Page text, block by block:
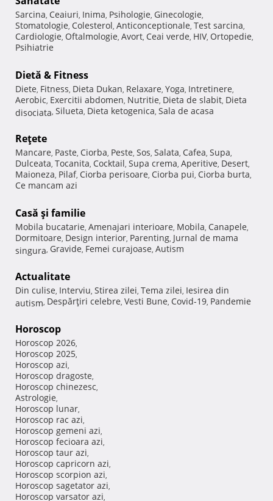
Sarcina, Ceaiuri, Inima, Psihologie, Ginecologie,
Stomatologie, Colesterol, Anticonceptionale, Test sarcina,
Cardiologie, Oftalmologie, Avort, Ceai verde, HIV, Ortopedie,
Psihiatrie
Dietă & Fitness
Diete, Fitness, Dieta Dukan, Relaxare, Yoga, Intretinere,
Aerobic, Exercitii abdomen, Nutritie, Dieta de slabit, Dieta
disociata, Silueta, Dieta ketogenica, Sala de acasa
Reţete
Mancare, Paste, Ciorba, Peste, Sos, Salata, Cafea, Supa,
Dulceata, Tocanita, Cocktail, Supa crema, Aperitive, Desert,
Maioneza, Pilaf, Ciorba perisoare, Ciorba pui, Ciorba burta,
Ce mancam azi
Casă şi familie
Mobila bucatarie, Amenajari interioare, Mobila, Canapele,
Dormitoare, Design interior, Parenting, Jurnal de mama
singura, Gravide, Femei curajoase, Autism
Actualitate
Din culise, Interviu, Stirea zilei, Tema zilei, Iesirea din
autism, Despărţiri celebre, Vesti Bune, Covid-19, Pandemie
Horoscop
Horoscop 2026,
Horoscop 2025,
Horoscop azi,
Horoscop dragoste,
Horoscop chinezesc,
Astrologie,
Horoscop lunar,
Horoscop rac azi,
Horoscop gemeni azi,
Horoscop fecioara azi,
Horoscop taur azi,
Horoscop capricorn azi,
Horoscop scorpion azi,
Horoscop sagetator azi,
Horoscop varsator azi,